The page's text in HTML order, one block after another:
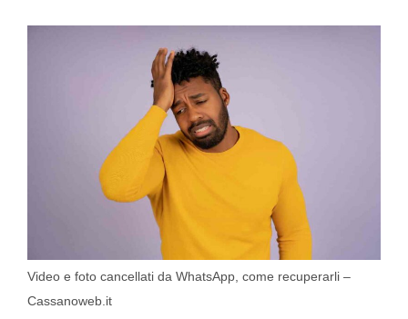
Video e foto cancellati da WhatsApp, come recuperarli –
Cassanoweb.it